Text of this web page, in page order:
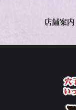
店舗案内